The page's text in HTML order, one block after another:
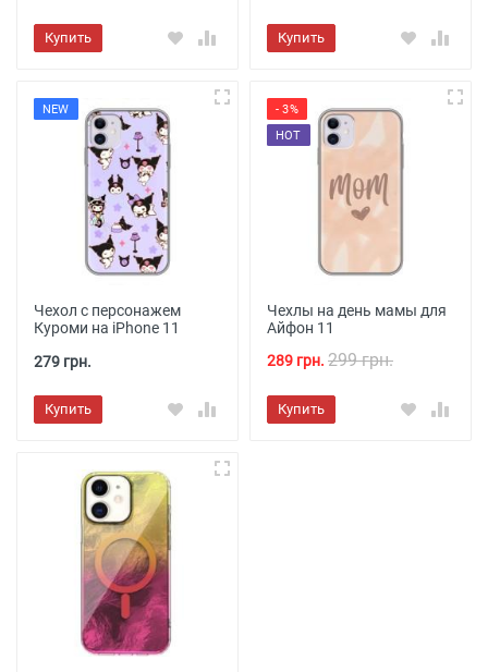
Купить Купить
NEW
Чехол с персонажем
Куроми на iPhone 11
279 грн.
Купить
- 3%
HOT
Чехлы на день мамы для
Айфон 11
289 грн. 299 грн.
Купить